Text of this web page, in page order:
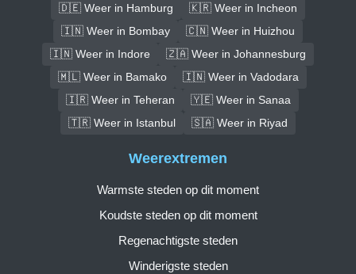
🇩🇪 Weer in Hamburg
🇰🇷 Weer in Incheon
🇮🇳 Weer in Bombay
🇨🇳 Weer in Huizhou
🇮🇳 Weer in Indore
🇿🇦 Weer in Johannesburg
🇲🇱 Weer in Bamako
🇮🇳 Weer in Vadodara
🇮🇷 Weer in Teheran
🇾🇪 Weer in Sanaa
🇹🇷 Weer in Istanbul
🇸🇦 Weer in Riyad
Weerextremen
Warmste steden op dit moment
Koudste steden op dit moment
Regenachtigste steden
Winderigste steden